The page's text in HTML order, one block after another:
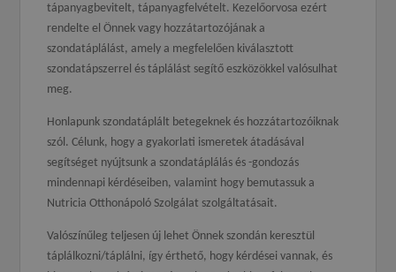
tápanyagbevitelt, tápanyagfelvételt. Kezelőorvosa ezért
rendelte el Önnek vagy hozzátartozójának a
szondatáplálást, amely a megfelelően kiválasztott
szondatápszerrel és táplálást segítő eszközökkel valósulhat
meg.
Honlapunk szondatáplált betegeknek és hozzátartozóiknak
szól. Célunk, hogy a gyakorlati ismeretek átadásával
segítséget nyújtsunk a szondatáplálás és -gondozás
mindennapi kérdéseiben, valamint hogy bemutassuk a
Nutricia Otthonápoló Szolgálat szolgáltatásait.
Valószínűleg teljesen új lehet Önnek szondán keresztül
táplálkozni/táplálni, így érthető, hogy kérdései vannak, és